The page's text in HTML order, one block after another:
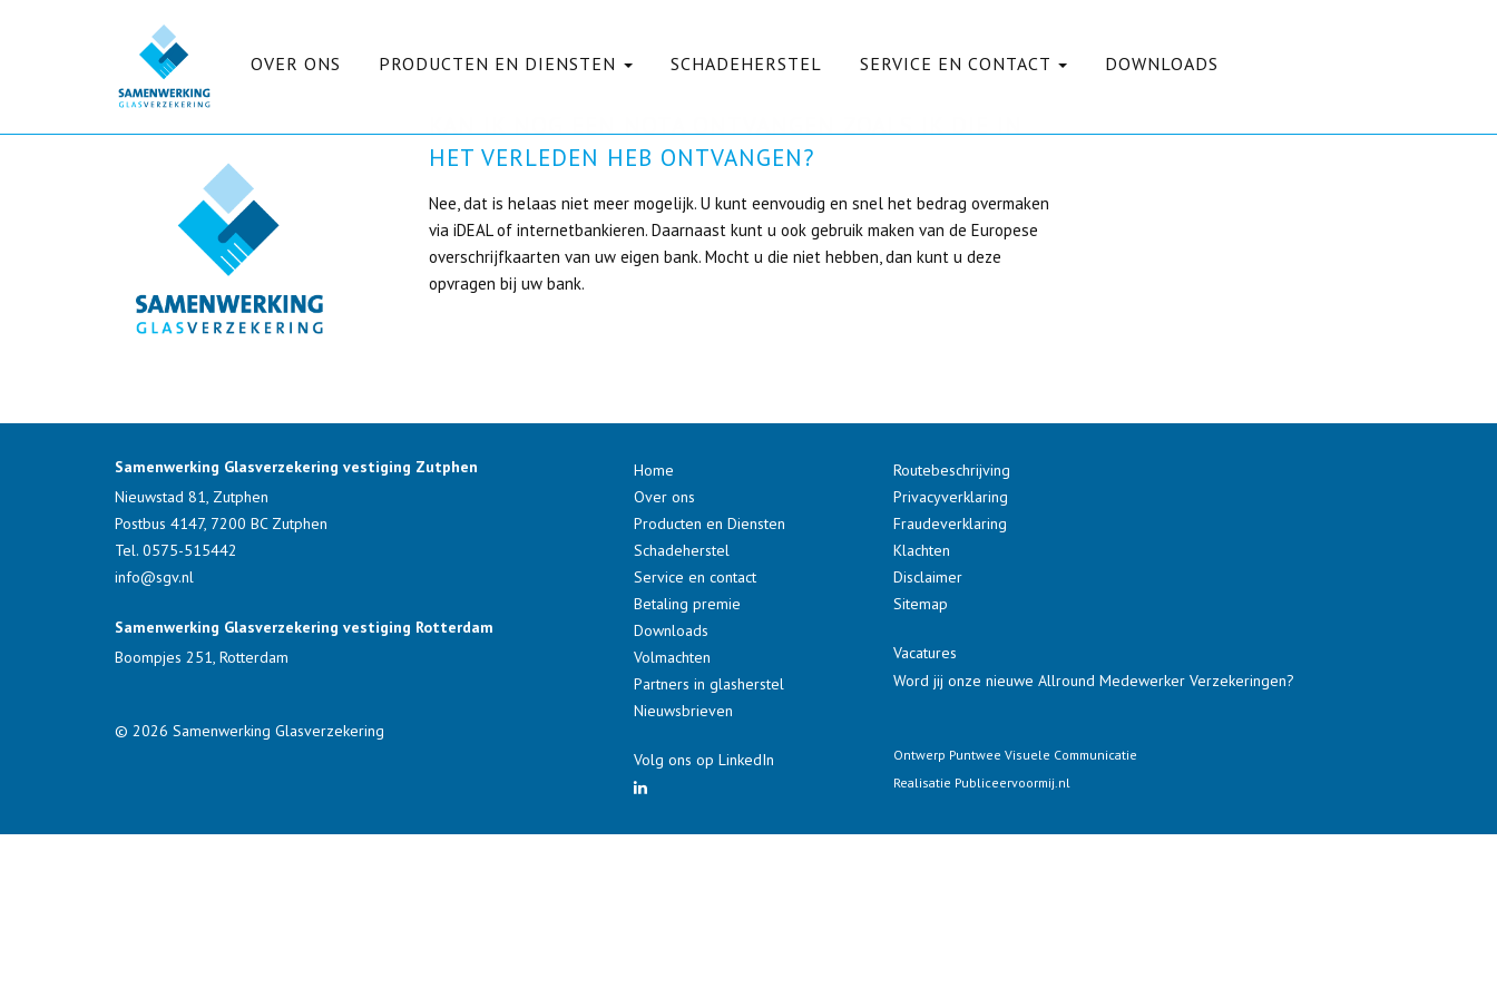
OVER ONS PRODUCTEN EN DIENSTEN SCHADEHERSTEL SERVICE EN CONTACT DOWNLOADS
HET VERLEDEN HEB ONTVANGEN?
Nee, dat is helaas niet meer mogelijk. U kunt eenvoudig en snel het bedrag overmaken
via iDEAL of internetbankieren. Daarnaast kunt u ook gebruik maken van de Europese
overschrijfkaarten van uw eigen bank. Mocht u die niet hebben, dan kunt u deze
opvragen bij uw bank.
Samenwerking Glasverzekering vestiging Zutphen
Nieuwstad 81, Zutphen
Postbus 4147, 7200 BCZutphen
Tel. 0575-515442
info@sgv.nl
Samenwerking Glasverzekering vestiging Rotterdam
Boompjes 251, Rotterdam
© 2026 Samenwerking Glasverzekering
Home
Over ons
Producten en Diensten
Schadeherstel
Service en contact
Betaling premie
Downloads
Volmachten
Partners in glasherstel
Nieuwsbrieven
Volg ons op LinkedIn
Routebeschrijving
Privacyverklaring
Fraudeverklaring
Klachten
Disclaimer
Sitemap
Vacatures
Word jij onze nieuwe Allround Medewerker Verzekeringen?
Ontwerp Puntwee Visuele Communicatie
Realisatie Publiceervoormij.nl